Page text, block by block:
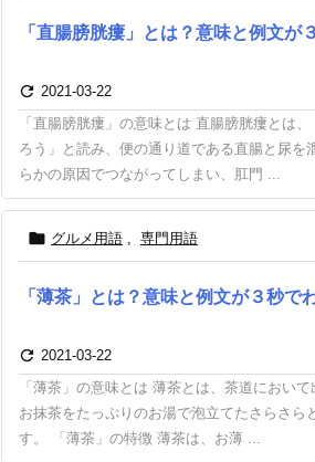
「直腸膀胱瘻」とは？意味と例文が
 2021-03-22
「直腸膀胱瘻」の意味とは 直腸膀胱瘻とは
ろう」と読み、便の通り道である直腸と尿を
らかの原因でつながってしまい、肛門 ...
 グルメ用語 , 専門用語
「薄茶」とは？意味と例文が３秒で
 2021-03-22
「薄茶」の意味とは 薄茶とは、茶道において
お抹茶をたっぷりのお湯で泡立てたさらさら
す。 「薄茶」の特徴 薄茶は、お薄 ...